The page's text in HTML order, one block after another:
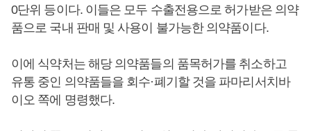
0단위 등이다. 이들은 모두 수출전용으로 허가받은 의약
품으로 국내 판매 및 사용이 불가능한 의약품이다.
이에 식약처는 해당 의약품들의 품목허가를 취소하고
유통 중인 의약품들을 회수·폐기할 것을 파마리서치바
이오 쪽에 명령했다.